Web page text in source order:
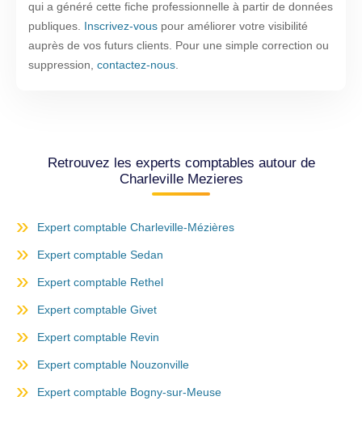
qui a généré cette fiche professionnelle à partir de données
publiques. Inscrivez-vous pour améliorer votre visibilité
auprès de vos futurs clients. Pour une simple correction ou
suppression, contactez-nous
Retrouvez les experts comptables autour de
Charleville Mezieres
Expert comptable Charleville-Mézières
Expert comptable Sedan
Expert comptable Rethel
Expert comptable Givet
Expert comptable Revin
Expert comptable Nouzonville
Expert comptable Bogny-sur-Meuse